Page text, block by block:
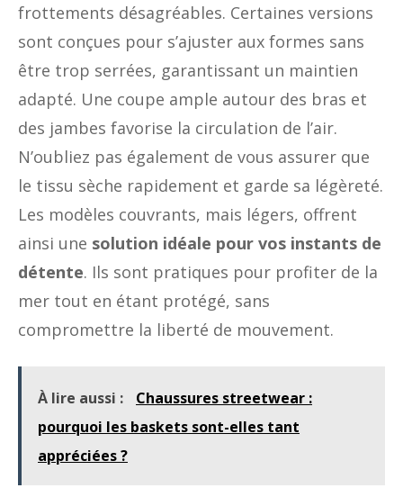
frottements désagréables. Certaines versions
sont conçues pour s’ajuster aux formes sans
être trop serrées, garantissant un maintien
adapté. Une coupe ample autour des bras et
des jambes favorise la circulation de l’air.
N’oubliez pas également de vous assurer que
le tissu sèche rapidement et garde sa légèreté.
Les modèles couvrants, mais légers, offrent
ainsi une solution idéale pour vos instants de
détente. Ils sont pratiques pour profiter de la
mer tout en étant protégé, sans
compromettre la liberté de mouvement.
À lire aussi :
Chaussures streetwear :
pourquoi les baskets sont-elles tant
appréciées ?